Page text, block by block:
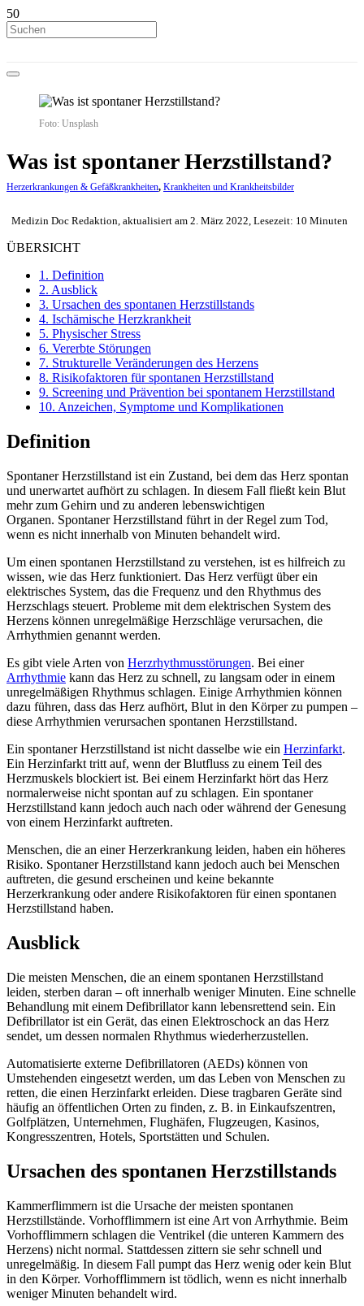
Foto: Unsplash
Was ist spontaner Herzstillstand?
Herzerkrankungen & Gefäßkrankheiten, Krankheiten und Krankheitsbilder
Medizin Doc Redaktion, aktualisiert am 2. März 2022, Lesezeit: 10 Minuten
ÜBERSICHT
1. Definition
2. Ausblick
3. Ursachen des spontanen Herzstillstands
4. Ischämische Herzkrankheit
5. Physischer Stress
6. Vererbte Störungen
7. Strukturelle Veränderungen des Herzens
8. Risikofaktoren für spontanen Herzstillstand
9. Screening und Prävention bei spontanem Herzstillstand
10. Anzeichen, Symptome und Komplikationen
Definition
Spontaner Herzstillstand ist ein Zustand, bei dem das Herz spontan
und unerwartet aufhört zu schlagen. In diesem Fall fließt kein Blut
mehr zum Gehirn und zu anderen lebenswichtigen
Organen. Spontaner Herzstillstand führt in der Regel zum Tod,
wenn es nicht innerhalb von Minuten behandelt wird.
Um einen spontanen Herzstillstand zu verstehen, ist es hilfreich zu
wissen, wie das Herz funktioniert. Das Herz verfügt über ein
elektrisches System, das die Frequenz und den Rhythmus des
Herzschlags steuert. Probleme mit dem elektrischen System des
Herzens können unregelmäßige Herzschläge verursachen, die
Arrhythmien genannt werden.
Es gibt viele Arten von Herzrhythmusstörungen. Bei einer
Arrhythmie kann das Herz zu schnell, zu langsam oder in einem
unregelmäßigen Rhythmus schlagen. Einige Arrhythmien können
dazu führen, dass das Herz aufhört, Blut in den Körper zu pumpen –
diese Arrhythmien verursachen spontanen Herzstillstand.
Ein spontaner Herzstillstand ist nicht dasselbe wie ein Herzinfarkt.
Ein Herzinfarkt tritt auf, wenn der Blutfluss zu einem Teil des
Herzmuskels blockiert ist. Bei einem Herzinfarkt hört das Herz
normalerweise nicht spontan auf zu schlagen. Ein spontaner
Herzstillstand kann jedoch auch nach oder während der Genesung
von einem Herzinfarkt auftreten.
Menschen, die an einer Herzerkrankung leiden, haben ein höheres
Risiko. Spontaner Herzstillstand kann jedoch auch bei Menschen
auftreten, die gesund erscheinen und keine bekannte
Herzerkrankung oder andere Risikofaktoren für einen spontanen
Herzstillstand haben.
Ausblick
Die meisten Menschen, die an einem spontanen Herzstillstand
leiden, sterben daran – oft innerhalb weniger Minuten. Eine schnelle
Behandlung mit einem Defibrillator kann lebensrettend sein. Ein
Defibrillator ist ein Gerät, das einen Elektroschock an das Herz
sendet, um dessen normalen Rhythmus wiederherzustellen.
Automatisierte externe Defibrillatoren (AEDs) können von
Umstehenden eingesetzt werden, um das Leben von Menschen zu
retten, die einen Herzinfarkt erleiden. Diese tragbaren Geräte sind
häufig an öffentlichen Orten zu finden, z. B. in Einkaufszentren,
Golfplätzen, Unternehmen, Flughäfen, Flugzeugen, Kasinos,
Kongresszentren, Hotels, Sportstätten und Schulen.
Ursachen des spontanen Herzstillstands
Kammerflimmern ist die Ursache der meisten spontanen
Herzstillstände. Vorhofflimmern ist eine Art von Arrhythmie. Beim
Vorhofflimmern schlagen die Ventrikel (die unteren Kammern des
Herzens) nicht normal. Stattdessen zittern sie sehr schnell und
unregelmäßig. In diesem Fall pumpt das Herz wenig oder kein Blut
in den Körper. Vorhofflimmern ist tödlich, wenn es nicht innerhalb
weniger Minuten behandelt wird.